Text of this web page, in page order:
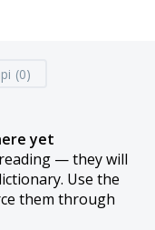
(0)
yet
— they will
Use the
them through